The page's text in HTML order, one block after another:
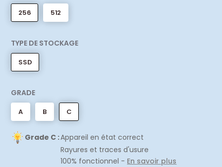
256 512
TYPE DE STOCKAGE
SSD
GRADE
A B C
Grade C :Appareil en état correct
Rayures et traces d'usure
100% fonctionnel - En savoir plus